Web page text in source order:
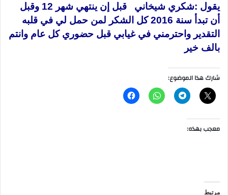
يقول :شكري شيخاني قبل إن ينتهي شهر 12 وقبل
أن تبدأ سنة 2016 كل الشكر لمن حمل لي في قلبه
التقدير واحترمني في غيابي قبل حضوري كل عام وانتم
بالف خير
شارك هذا الموضوع:
معجب بهذه:
مرتبط